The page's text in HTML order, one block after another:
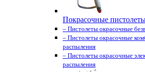
Покрасочные
– Пистолеты окрасочные
– Пистолеты окрасочные
распыления
– Пистолеты окрасочные
распыления